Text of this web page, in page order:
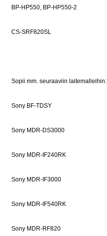
MDR-
MDR-
BP-HP550, BP-HP550-2
CS-SRF820SL
Sopii mm. seuraaviin laitemalleihin:
Sony BF-TDSY
Sony MDR-DS3000
Sony MDR-IF240RK
Sony MDR-IF3000
Sony MDR-IF540RK
Sony MDR-RF820